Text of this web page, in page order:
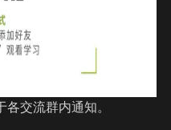
交流群内通知。